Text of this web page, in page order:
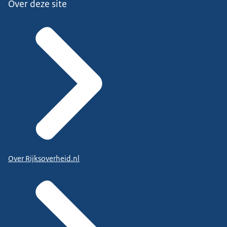
Over deze site
Over Rijksoverheid.nl